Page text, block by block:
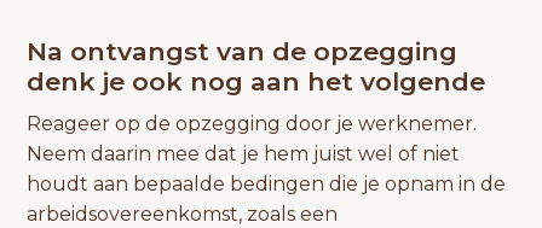
Na ontvangst van de opzegging
denk je ook nog aan het volgende
Reageer op de opzegging door je werknemer.
Neem daarin mee dat je hem juist wel of niet
houdt aan bepaalde bedingen die je opnam in de
arbeidsovereenkomst, zoals een